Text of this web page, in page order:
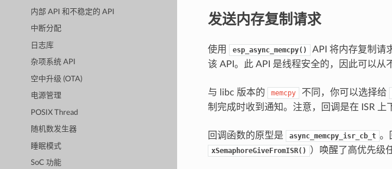
内部 API 和不稳定的 API
中断分配
日志库
杂项系统 API
空中升级 (OTA)
电源管理
POSIX Thread
随机数发生器
睡眠模式
SoC 功能
发送内存复制请求
使用 esp_async_memcpy()
API 将内存复制请
该 API。此 API 是线程安全的，因此可以从
与 libc 版本的 memcpy 不同，你可以选择给
制完成时收到通知。注意，回调是在 ISR 上
回调函数的原型是 async_memcpy_isr_cb_t 。
xSemaphoreGiveFromISR() ）唤醒了高优先级